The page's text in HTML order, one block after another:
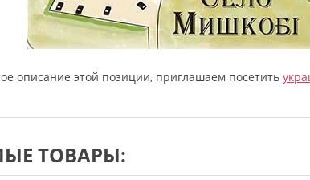
описание этой позиции, приглашаем посетить
ТОВАРЫ: